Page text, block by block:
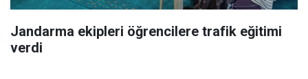
Jandarma ekipleri öğrencilere trafik eğitimi
verdi